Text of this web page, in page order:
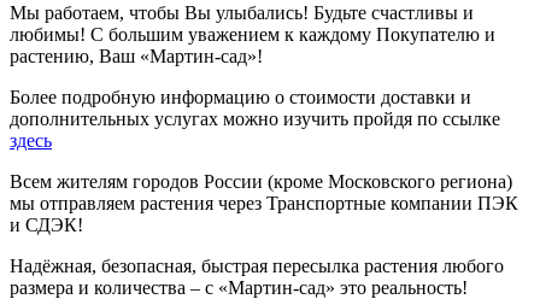
Мы работаем, чтобы Вы улыбались! Будьте счастливы и
любимы! С большим уважением к каждому Покупателю и
растению, Ваш «Мартин-сад»!
Более подробную информацию о стоимости доставки и
дополнительных услугах можно изучить пройдя по ссылке
здесь
Всем жителям городов России (кроме Московского региона)
мы отправляем растения через Транспортные компании ПЭК
и СДЭК!
Надёжная, безопасная, быстрая пересылка растения любого
размера и количества – с «Мартин-сад» это реальность!